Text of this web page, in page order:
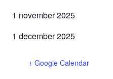
1 november 2025
1 december 2025
+ Google Calendar